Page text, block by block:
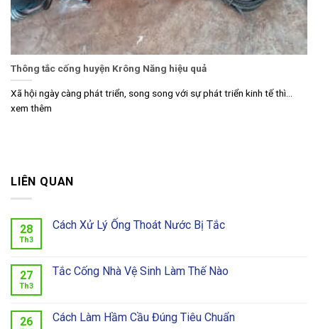
Thông tắc cống huyện Krông Năng hiệu quả
Xã hội ngày càng phát triển, song song với sự phát triển kinh tế thì...
xem thêm
LIÊN QUAN
28
Th3
Cách Xử Lý Ống Thoát Nước Bị Tắc
27
Th3
Tắc Cống Nhà Vệ Sinh Làm Thế Nào
26 Cách Làm Hầm Cầu Đúng Tiêu Chuẩn